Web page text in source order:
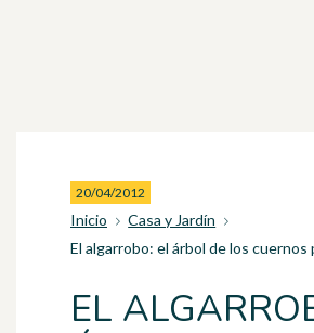
20/04/2012
Inicio
Casa y Jardín
El algarrobo: el árbol de los cuernos
EL